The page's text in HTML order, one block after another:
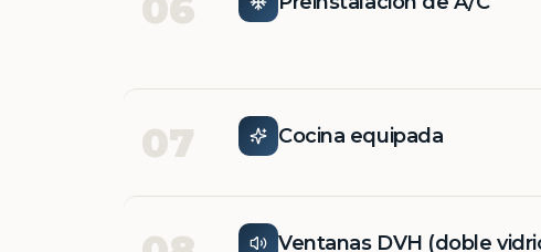
07 Cocina equipada
Ventanas DVH (doble